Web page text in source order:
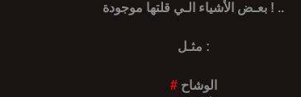
بعـض الأشياء الـي قلتها موجودة ! ..
مثـل :
# الوشاح